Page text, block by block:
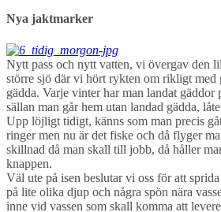
Nya jaktmarker
Nytt pass och nytt vatten, vi övergav den
större sjö där vi hört rykten om rikligt med
gädda. Varje vinter har man landat
sällan man går hem utan landad gädda,
Upp löjligt tidigt, känns som man precis
ringer men nu är det fiske och då flyger
skillnad då man skall till jobb, då håller
knappen.
Väl ute på isen beslutar vi oss för att
på lite olika djup och några spön nära
inne vid vassen som skall komma att